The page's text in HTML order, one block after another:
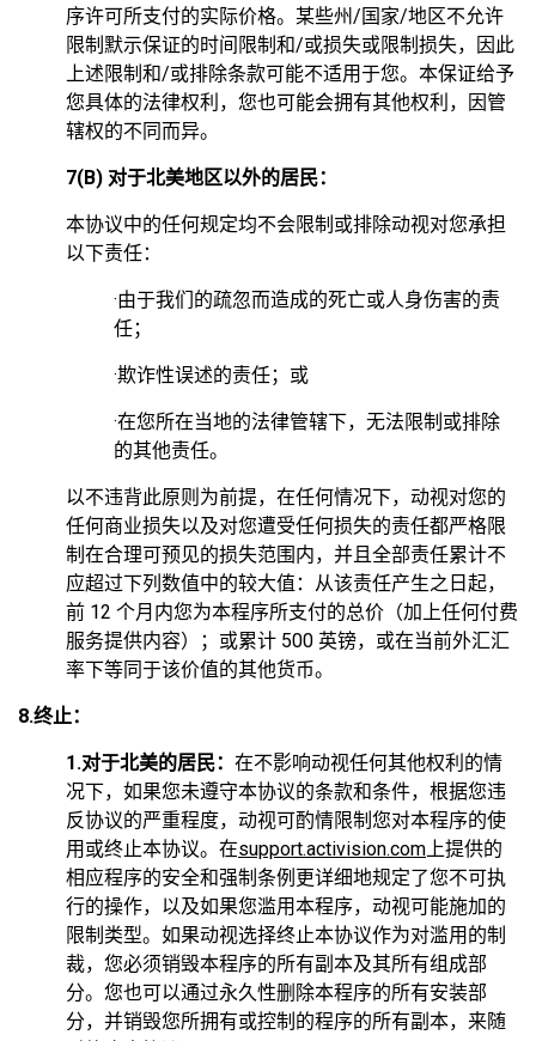
序许可所支付的实际价格。某些州/国家/地区不允许
限制默示保证的时间限制和/或损失或限制损失，因此
上述限制和/或排除条款可能不适用于您。本保证给予
您具体的法律权利，您也可能会拥有其他权利，因管
辖权的不同而异。
7(B) 对于北美地区以外的居民：
本协议中的任何规定均不会限制或排除动视对您承担
以下责任：
·由于我们的疏忽而造成的死亡或人身伤害的责
任；
·欺诈性误述的责任；或
·在您所在当地的法律管辖下，无法限制或排除
的其他责任。
以不违背此原则为前提，在任何情况下，动视对您的
任何商业损失以及对您遭受任何损失的责任都严格限
制在合理可预见的损失范围内，并且全部责任累计不
应超过下列数值中的较大值：从该责任产生之日起，
前 12 个月内您为本程序所支付的总价（加上任何付费
服务提供内容）；或累计 500 英镑，或在当前外汇汇
率下等同于该价值的其他货币。
8.终止：
1.对于北美的居民： 在不影响动视任何其他权利的情
况下，如果您未遵守本协议的条款和条件，根据您违
反协议的严重程度，动视可酌情限制您对本程序的使
用或终止本协议。在support.activision.com上提供的
相应程序的安全和强制条例更详细地规定了您不可执
行的操作，以及如果您滥用本程序，动视可能施加的
限制类型。如果动视选择终止本协议作为对滥用的制
裁，您必须销毁本程序的所有副本及其所有组成部
分。您也可以通过永久性删除本程序的所有安装部
分，并销毁您所拥有或控制的程序的所有副本，来随